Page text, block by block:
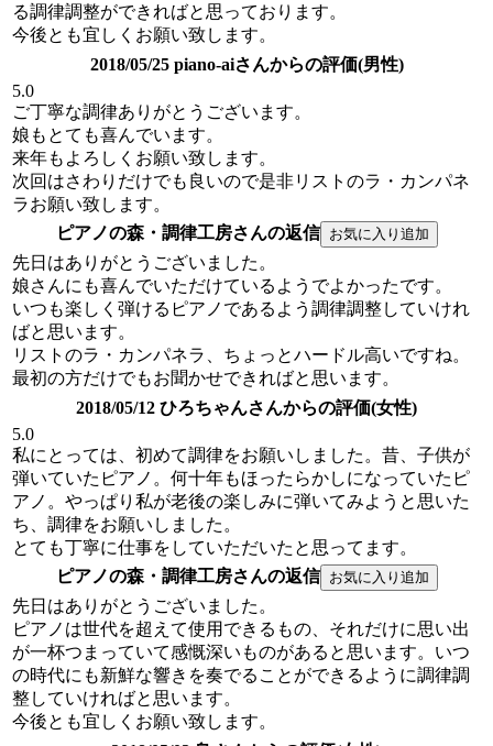
る調律調整ができればと思っております。
今後とも宜しくお願い致します。
2018/05/25 piano-aiさんからの評価(男性)
5.0
ご丁寧な調律ありがとうございます。
娘もとても喜んでいます。
来年もよろしくお願い致します。
次回はさわりだけでも良いので是非リストのラ・カンパネ
ラお願い致します。
ピアノの森・調律工房さんの返信
先日はありがとうございました。
娘さんにも喜んでいただけているようでよかったです。
いつも楽しく弾けるピアノであるよう調律調整していけれ
ばと思います。
リストのラ・カンパネラ、ちょっとハードル高いですね。
最初の方だけでもお聞かせできればと思います。
2018/05/12 ひろちゃんさんからの評価(女性)
5.0
私にとっては、初めて調律をお願いしました。昔、子供が
弾いていたピアノ。何十年もほったらかしになっていたピ
アノ。やっぱり私が老後の楽しみに弾いてみようと思いた
ち、調律をお願いしました。
とても丁寧に仕事をしていただいたと思ってます。
ピアノの森・調律工房さんの返信
先日はありがとうございました。
ピアノは世代を超えて使用できるもの、それだけに思い出
が一杯つまっていて感慨深いものがあると思います。いつ
の時代にも新鮮な響きを奏でることができるように調律調
整していければと思います。
今後とも宜しくお願い致します。